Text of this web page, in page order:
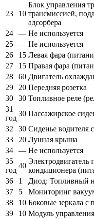
23 10
Блок управления
трансмиссией,
адсорбера
24
— Не используется
25
— Не используется
26
15 Левая фара
27
15 Правая фара
28
60 Двигатель
29
20 Передняя розетка
30
30 Топливное реле
31
год
30 Пассажирское
32
30 Сиденье водителя
33
20 Лунная крыша
34
— Не используется
35
год
40
Электродвигатель
кондиционера
36
1
Диод: Топливный
37
5
Мониторинг
38
10 Боковые зеркала с
39
10 Модуль